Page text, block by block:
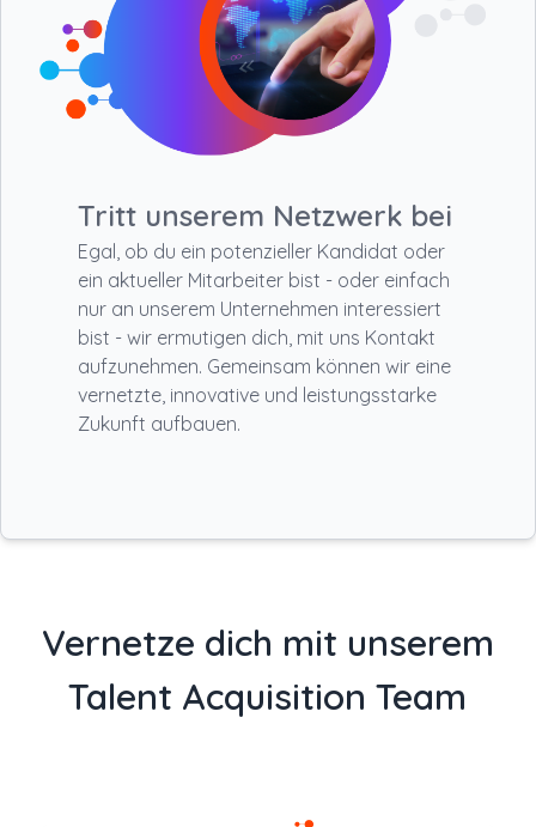
Tritt unserem Netzwerk bei
Egal, ob du ein potenzieller Kandidat oder
ein aktueller Mitarbeiter bist - oder einfach
nur an unserem Unternehmen interessiert
bist - wir ermutigen dich, mit uns Kontakt
aufzunehmen. Gemeinsam können wir eine
vernetzte, innovative und leistungsstarke
Zukunft aufbauen.
Vernetze dich mit unserem
Talent Acquisition Team